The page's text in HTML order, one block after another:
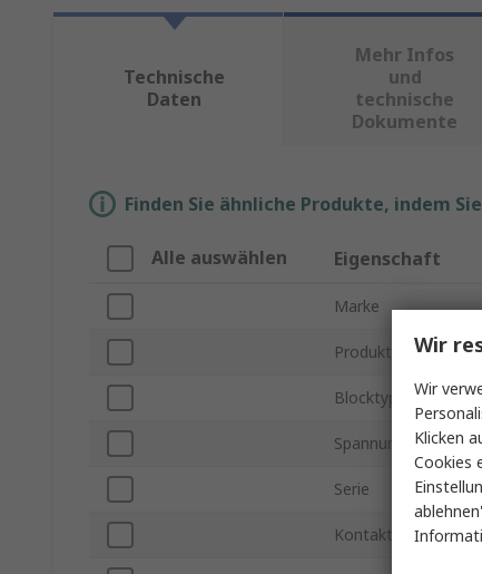
Technische
Daten
Mehr Infos
und
technische
Dokumente
Finden Sie ähnliche Produkte, indem
Alle auswählen Eigenschaft
Marke
Produkt Typ
Blocktyp
Spannung
Serie
Kontakt
Wir
Wir
Klicken
Cookies